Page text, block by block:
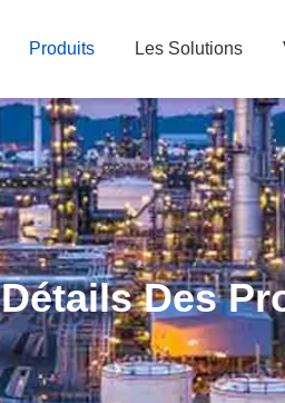
Produits Les Solutions
Détails Des